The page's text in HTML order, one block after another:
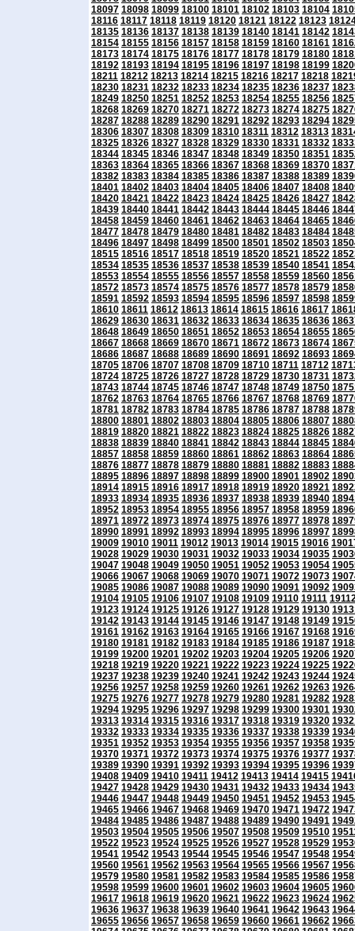
18097 18098 18099 18100 18101 18102 18103 18104
18116 18117 18118 18119 18120 18121 18122 18123
18135 18136 18137 18138 18139 18140 18141 18142
18154 18155 18156 18157 18158 18159 18160 18161
18173 18174 18175 18176 18177 18178 18179 18180
18192 18193 18194 18195 18196 18197 18198 18199
18211 18212 18213 18214 18215 18216 18217 18218
18230 18231 18232 18233 18234 18235 18236 18237
18249 18250 18251 18252 18253 18254 18255 18256
18268 18269 18270 18271 18272 18273 18274 18275
18287 18288 18289 18290 18291 18292 18293 18294
18306 18307 18308 18309 18310 18311 18312 18313
18325 18326 18327 18328 18329 18330 18331 18332
18344 18345 18346 18347 18348 18349 18350 18351
18363 18364 18365 18366 18367 18368 18369 18370
18382 18383 18384 18385 18386 18387 18388 18389
18401 18402 18403 18404 18405 18406 18407 18408
18420 18421 18422 18423 18424 18425 18426 18427
18439 18440 18441 18442 18443 18444 18445 18446
18458 18459 18460 18461 18462 18463 18464 18465
18477 18478 18479 18480 18481 18482 18483 18484
18496 18497 18498 18499 18500 18501 18502 18503
18515 18516 18517 18518 18519 18520 18521 18522
18534 18535 18536 18537 18538 18539 18540 18541
18553 18554 18555 18556 18557 18558 18559 18560
18572 18573 18574 18575 18576 18577 18578 18579
18591 18592 18593 18594 18595 18596 18597 18598
18610 18611 18612 18613 18614 18615 18616 18617
18629 18630 18631 18632 18633 18634 18635 18636
18648 18649 18650 18651 18652 18653 18654 18655
18667 18668 18669 18670 18671 18672 18673 18674
18686 18687 18688 18689 18690 18691 18692 18693
18705 18706 18707 18708 18709 18710 18711 18712
18724 18725 18726 18727 18728 18729 18730 18731
18743 18744 18745 18746 18747 18748 18749 18750
18762 18763 18764 18765 18766 18767 18768 18769
18781 18782 18783 18784 18785 18786 18787 18788
18800 18801 18802 18803 18804 18805 18806 18807
18819 18820 18821 18822 18823 18824 18825 18826
18838 18839 18840 18841 18842 18843 18844 18845
18857 18858 18859 18860 18861 18862 18863 18864
18876 18877 18878 18879 18880 18881 18882 18883
18895 18896 18897 18898 18899 18900 18901 18902
18914 18915 18916 18917 18918 18919 18920 18921
18933 18934 18935 18936 18937 18938 18939 18940
18952 18953 18954 18955 18956 18957 18958 18959
18971 18972 18973 18974 18975 18976 18977 18978
18990 18991 18992 18993 18994 18995 18996 18997
19009 19010 19011 19012 19013 19014 19015 19016
19028 19029 19030 19031 19032 19033 19034 19035
19047 19048 19049 19050 19051 19052 19053 19054
19066 19067 19068 19069 19070 19071 19072 19073
19085 19086 19087 19088 19089 19090 19091 19092
19104 19105 19106 19107 19108 19109 19110 19111
19123 19124 19125 19126 19127 19128 19129 19130
19142 19143 19144 19145 19146 19147 19148 19149
19161 19162 19163 19164 19165 19166 19167 19168
19180 19181 19182 19183 19184 19185 19186 19187
19199 19200 19201 19202 19203 19204 19205 19206
19218 19219 19220 19221 19222 19223 19224 19225
19237 19238 19239 19240 19241 19242 19243 19244
19256 19257 19258 19259 19260 19261 19262 19263
19275 19276 19277 19278 19279 19280 19281 19282
19294 19295 19296 19297 19298 19299 19300 19301
19313 19314 19315 19316 19317 19318 19319 19320
19332 19333 19334 19335 19336 19337 19338 19339
19351 19352 19353 19354 19355 19356 19357 19358
19370 19371 19372 19373 19374 19375 19376 19377
19389 19390 19391 19392 19393 19394 19395 19396
19408 19409 19410 19411 19412 19413 19414 19415
19427 19428 19429 19430 19431 19432 19433 19434
19446 19447 19448 19449 19450 19451 19452 19453
19465 19466 19467 19468 19469 19470 19471 19472
19484 19485 19486 19487 19488 19489 19490 19491
19503 19504 19505 19506 19507 19508 19509 19510
19522 19523 19524 19525 19526 19527 19528 19529
19541 19542 19543 19544 19545 19546 19547 19548
19560 19561 19562 19563 19564 19565 19566 19567
19579 19580 19581 19582 19583 19584 19585 19586
19598 19599 19600 19601 19602 19603 19604 19605
19617 19618 19619 19620 19621 19622 19623 19624
19636 19637 19638 19639 19640 19641 19642 19643
19655 19656 19657 19658 19659 19660 19661 19662